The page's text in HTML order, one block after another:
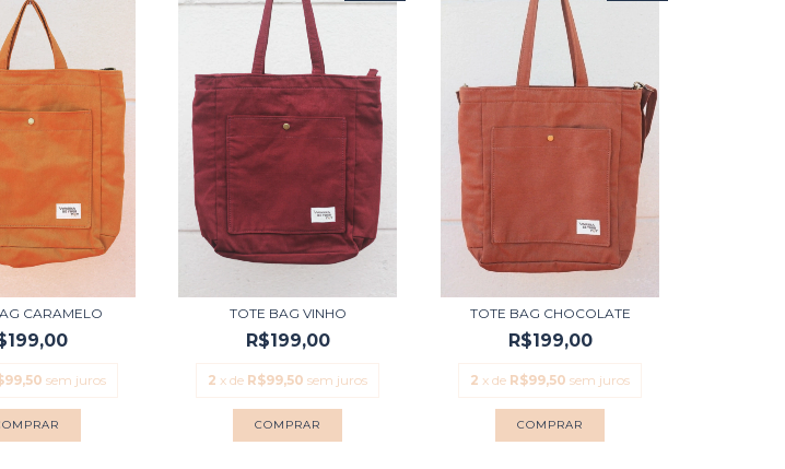
CARAMELO
sem juros
TOTE BAG VINHO
R$199,00
2 x de R$99,50 sem juros
TOTE BAG CHOCOLATE
R$199,00
2 x de R$99,50 sem juros